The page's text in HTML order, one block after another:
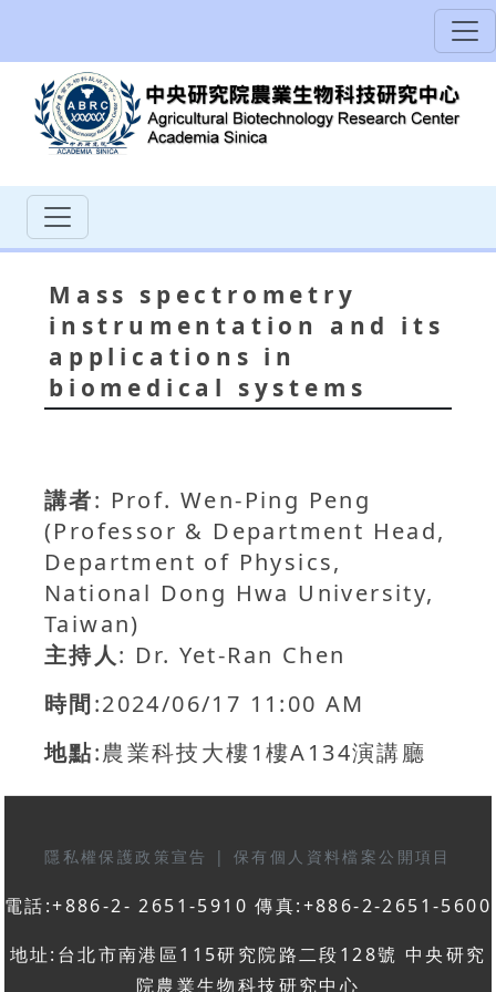
Mass spectrometry
instrumentation and its
applications in
biomedical systems
講者: Prof. Wen-Ping Peng
(Professor & Department Head,
Department of Physics,
National Dong Hwa University,
Taiwan)
主持人: Dr. Yet-Ran Chen
時間:2024/06/17 11:00 AM
地點:農業科技大樓1樓A134演講廳
隱私權保護政策宣告 | 保有個人資料檔案公開項目
電話:+886-2- 2651-5910 傳真:+886-2-2651-5600
地址:台北市南港區115研究院路二段128號 中央研究
院農業生物科技研究中心